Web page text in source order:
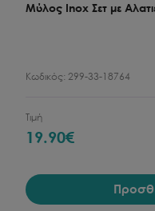
Μύλος Inox Σετ με
Κωδικός: 299-33-18764
Τιμή
19.90€